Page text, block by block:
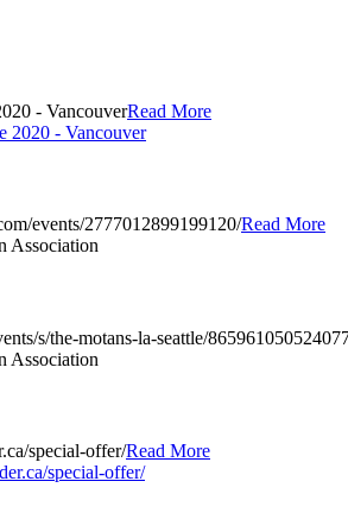
- VancouverRead More
events/2777012899199120/Read More
s/the-motans-la-seattle/
special-offer/Read More